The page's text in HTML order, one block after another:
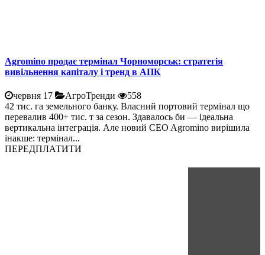
Agromino продає термінал Чорноморськ: стратегія
вивільнення капіталу і тренд в АПК
червня 17 АгроТренди
558
42 тис. га земельного банку. Власний портовий термінал що
перевалив 400+ тис. т за сезон. Здавалось би — ідеальна
вертикальна інтеграція. Але новий CEO Agromino вирішила
інакше: термінал...
ПЕРЕДПЛАТИТИ